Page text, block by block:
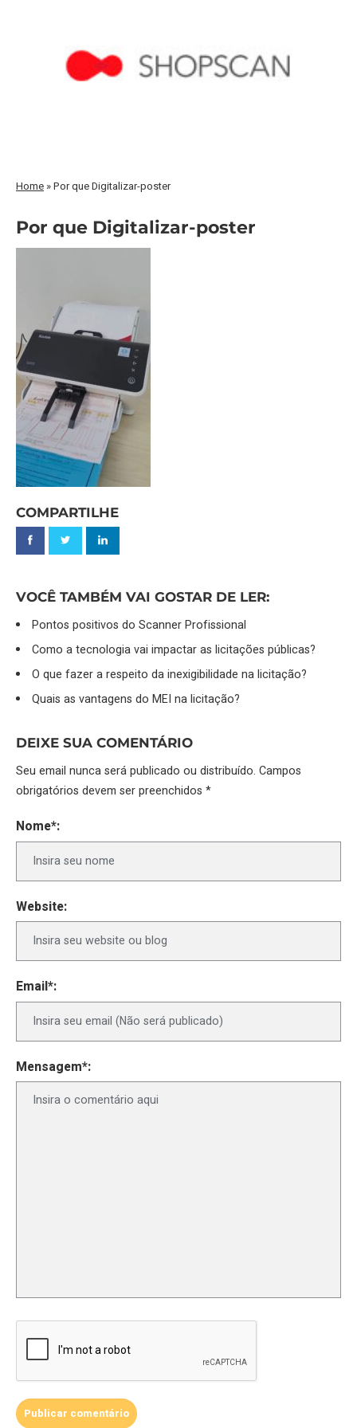
Home »Por que Digitalizar-poster
Por que Digitalizar-poster
COMPARTILHE
VOCÊ TAMBÉM VAI GOSTAR DE LER:
Pontos positivos do Scanner Profissional
Como a tecnologia vai impactar as licitações públicas?
O que fazer a respeito da inexigibilidade na licitação?
Quais as vantagens do MEI na licitação?
DEIXE SUA COMENTÁRIO
Seu email nunca será publicado ou distribuído. Campos
obrigatórios devem ser preenchidos *
Nome*:
Website:
Email*:
Mensagem*: